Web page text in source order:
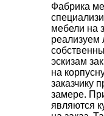
Фабрика
мебели на
реализуем
эскизам
на
заказчику
замере.
являются